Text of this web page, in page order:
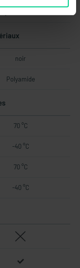
noir
Polyamide
70 °C
-40 °C
70 °C
-40 °C